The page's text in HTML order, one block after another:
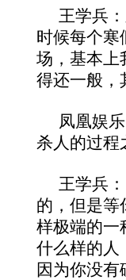
王学兵
时候每个寒
场，基本上
得还一般，
凤凰娱
杀人的过程
王学兵
的，但是等
样极端的一
什么样的人
因为你没